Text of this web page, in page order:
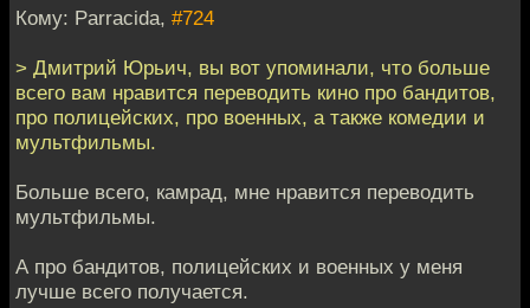
Кому: Parracida, #724
> Дмитрий Юрьич, вы вот упоминали, что больше
всего вам нравится переводить кино про бандитов,
про полицейских, про военных, а также комедии и
мультфильмы.
Больше всего, камрад, мне нравится переводить
мультфильмы.
А про бандитов, полицейских и военных у меня
лучше всего получается.